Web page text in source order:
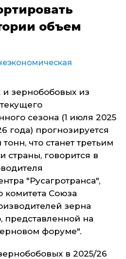
объем
зернобобовых из
сезона (1 июля 2025
года) прогнозируется
что станет третьим
страны, говорится в
"Русагротранса",
комитета Союза
зерна
представленной на
форуме".
в 2025/26